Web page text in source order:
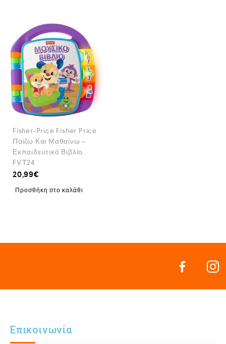
Fisher-Price Fisher Price
Παίζω Και Μαθαίνω –
Εκπαιδευτικό Βιβλίο
FVT24
20,99€
Προσθήκη στο καλάθι
Επικοινωνία